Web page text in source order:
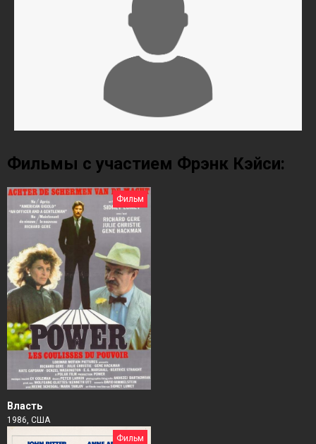
Фильмы с участием Фрэнк Кэйси:
Фильм
Власть
1986, США
Фильм